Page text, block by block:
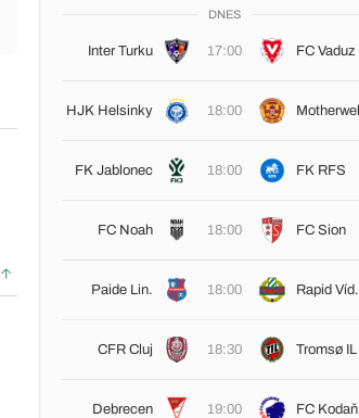
DNES
Inter Turku 17:00 FC Vaduz
HJK Helsinky 18:00 Motherwell
FK Jablonec 18:00 FK RFS
FC Noah 18:00 FC Sion
Paide Lin. 18:00 Rapid Víd.
CFR Cluj 18:30 Tromsø IL
Debrecen 19:00 FC Kodaň